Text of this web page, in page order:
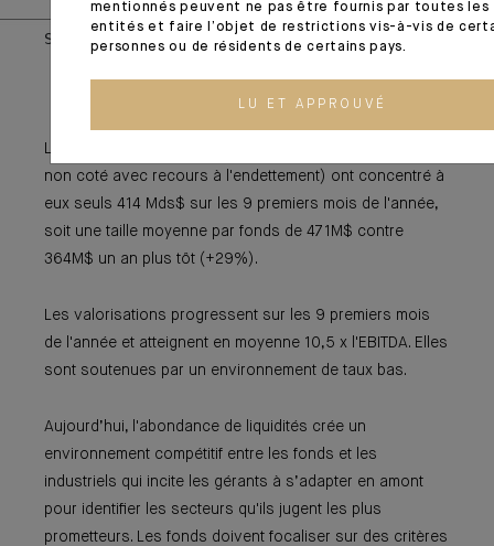
Source : Prequin, juillet 2019
Les fonds LBO (fonds investissant au capital de sociétés
non coté avec recours à l'endettement) ont concentré à
eux seuls 414 Mds$ sur les 9 premiers mois de l'année,
soit une taille moyenne par fonds de 471M$ contre
364M$ un an plus tôt (+29%).
Les valorisations progressent sur les 9 premiers mois
de l'année et atteignent en moyenne 10,5 x l'EBITDA. Elles
sont soutenues par un environnement de taux bas.
Aujourd’hui, l'abondance de liquidités crée un
environnement compétitif entre les fonds et les
industriels qui incite les gérants à s’adapter en amont
pour identifier les secteurs qu'ils jugent les plus
prometteurs. Les fonds doivent focaliser sur des critères
mentionnés peuvent ne pas être fournis par toutes les
entités et faire l’objet de restrictions vis-à-vis de
personnes ou de résidents de certains pays.
LU ET APPROUVÉ